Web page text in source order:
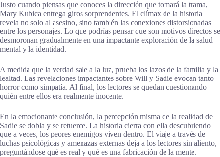
Justo cuando piensas que conoces la dirección que tomará la trama,
Mary Kubica entrega giros sorprendentes. El clímax de la historia
revela no solo al asesino, sino también las conexiones distorsionadas
entre los personajes. Lo que podrías pensar que son motivos directos se
desmoronan gradualmente en una impactante exploración de la salud
mental y la identidad.
A medida que la verdad sale a la luz, prueba los lazos de la familia y la
lealtad. Las revelaciones impactantes sobre Will y Sadie evocan tanto
horror como simpatía. Al final, los lectores se quedan cuestionando
quién entre ellos era realmente inocente.
En la emocionante conclusión, la percepción misma de la realidad de
Sadie se dobla y se retuerce. La historia cierra con ella descubriendo
que a veces, los peores enemigos viven dentro. El viaje a través de
luchas psicológicas y amenazas externas deja a los lectores sin aliento,
preguntándose qué es real y qué es una fabricación de la mente.